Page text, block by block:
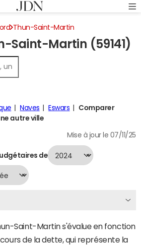
Thun-Saint-Martin
Saint-Martin (59141)
Naves Eswars
Comparer
autre ville
Mise à jour le 07/11/25
de
Saint-Martin s'évalue en fonction
de la dette, qui représente la